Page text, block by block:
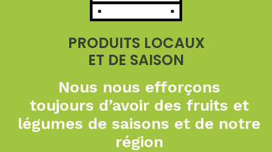
PRODUITS LOCAUX
ET DE SAISON
Nous nous efforçons
toujours d’avoir des fruits et
légumes de saisons et de notre
région